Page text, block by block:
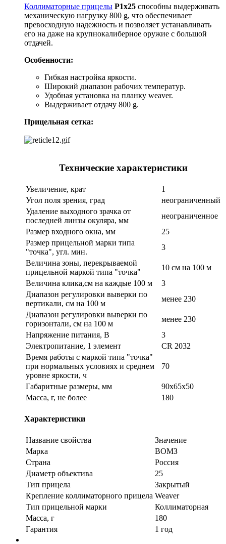
Коллиматорные прицелы Р1х25 способны выдерживать
механическую нагрузку 800 g, что обеспечивает
превосходную надежность и позволяет устанавливать
его на даже на крупнокалиберное оружие с большой
отдачей.
Особенности:
Гибкая настройка яркости.
Широкий диапазон рабочих температур.
Удобная установка на планку weaver.
Выдерживает отдачу 800 g.
Прицельная сетка:
Технические характеристики
Увеличение, крат
1
Угол поля зрения, град
неограниченный
Удаление выходного зрачка от
последней линзы окуляра, мм
неограниченное
Размер входного окна, мм
25
Размер прицельной марки типа
"точка", угл. мин.
3
Величина зоны, перекрываемой
прицельной маркой типа "точка"
10 см на 100 м
Величина клика,см на каждые 100 м
3
Диапазон регулировки выверки по
вертикали, см на 100 м
менее 230
Диапазон регулировки выверки по
горизонтали, см на 100 м
менее 230
Напряжение питания, В
3
Электропитание, 1 элемент
СR 2032
Время работы с маркой типа "точка"
при нормальных условиях и среднем
уровне яркости, ч
70
Габаритные размеры, мм
90х65х50
Масса, г, не более
180
Характеристики
Название свойства
Значение
Марка
ВОМЗ
Страна
Россия
Диаметр объектива
25
Тип прицела
Закрытый
Крепление коллиматорного прицела Weaver
Тип прицельной марки
Коллиматорная
Масса, г
180
Гарантия
1 год